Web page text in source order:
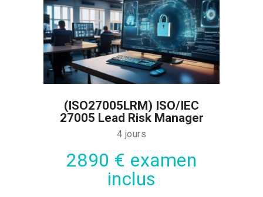
(ISO27005LRM) ISO/IEC
27005 Lead Risk Manager
4 jours
2890 € examen
inclus